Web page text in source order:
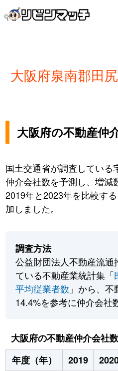
大阪府泉南郡田
大阪府の不動産仲
国土交通省が調査している
仲介会社数を予測し、増減
2019年と2023年を比較す
加しました。
調査方法
公益財団法人不動産流通
ている不動産業統計集「
平均従業者数 」から、不
14.4%を参考に仲介会社
大阪府の不動産仲介会社
年度（年）
2019